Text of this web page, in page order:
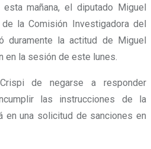
mañana, el diputado Miguel
la Comisión Investigadora del
duramente la actitud de Miguel
en la sesión de este lunes.
de negarse a responder
las instrucciones de la
en una solicitud de sanciones en